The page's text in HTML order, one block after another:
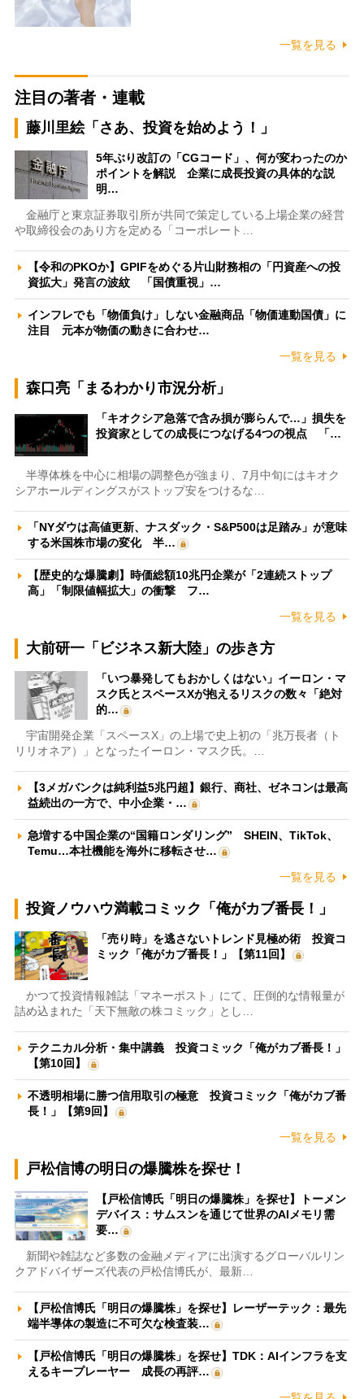
一覧を見る
注目の著者・連載
藤川里絵「さあ、投資を始めよう！」
5年ぶり改訂の「CGコード」、何が変わったのか
ポイントを解説 企業に成長投資の具体的な説
明…
金融庁と東京証券取引所が共同で策定している上場企業の経営
や取締役会のあり方を定める「コーポレート…
【令和のPKOか】GPIFをめぐる片山財務相の「円資産への投
資拡大」発言の波紋 「国債重視」…
インフレでも「物価負け」しない金融商品「物価連動国債」に
注目 元本が物価の動きに合わせ…
一覧を見る
森口亮「まるわかり市況分析」
「キオクシア急落で含み損が膨らんで…」損失を
投資家としての成長につなげる4つの視点 「…
半導体株を中心に相場の調整色が強まり、7月中旬にはキオク
シアホールディングスがストップ安をつけるな…
「NYダウは高値更新、ナスダック・S&P500は足踏み」が意味
する米国株市場の変化 半…
【歴史的な爆騰劇】時価総額10兆円企業が「2連続ストップ
高」「制限値幅拡大」の衝撃 フ…
一覧を見る
大前研一「ビジネス新大陸」の歩き方
「いつ暴発してもおかしくはない」イーロン・マ
スク氏とスペースXが抱えるリスクの数々「絶対
的…
宇宙開発企業「スペースX」の上場で史上初の「兆万長者（ト
リリオネア）」となったイーロン・マスク氏。…
【3メガバンクは純利益5兆円超】銀行、商社、ゼネコンは最高
益続出の一方で、中小企業・…
急増する中国企業の“国籍ロンダリング” SHEIN、TikTok、
Temu…本社機能を海外に移転させ…
一覧を見る
投資ノウハウ満載コミック「俺がカブ番長！」
「売り時」を逃さないトレンド見極め術 投資コ
ミック「俺がカブ番長！」【第11回】
かつて投資情報雑誌「マネーポスト」にて、圧倒的な情報量が
詰め込まれた「天下無敵の株コミック」とし…
テクニカル分析・集中講義 投資コミック「俺がカブ番長！」
【第10回】
不透明相場に勝つ信用取引の極意 投資コミック「俺がカブ番
長！」【第9回】
一覧を見る
戸松信博の明日の爆騰株を探せ！
【戸松信博氏「明日の爆騰株」を探せ】トーメン
デバイス：サムスンを通じて世界のAIメモリ需
要…
新聞や雑誌など多数の金融メディアに出演するグローバルリン
クアドバイザーズ代表の戸松信博氏が、最新…
【戸松信博氏「明日の爆騰株」を探せ】レーザーテック：最先
端半導体の製造に不可欠な検査装…
【戸松信博氏「明日の爆騰株」を探せ】TDK：AIインフラを支
えるキープレーヤー 成長の再評…